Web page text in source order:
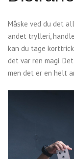
Måske ved du det
andet trylleri,
kan du tage
det var ren magi.
men det er en helt